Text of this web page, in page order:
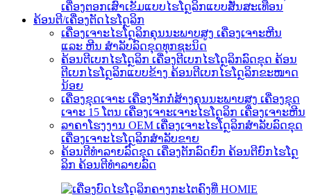
ເຄື່ອງຕອກເສົາເຂັມແບບໄຮໂດຼລິກແບບສັ່ນສະເທືອນ
ຄ້ອນຕີ/ເຄື່ອງຕັດໄຮໂດຼລິກ
ເຄື່ອງເຈາະໄຮໂດຼລິກຄຸນນະພາບສູງ ເຄື່ອງເຈາະຫີນ
ແລະ ຫີນ ສຳລັບລົດຂຸດທຸກຊະນິດ
ຄ້ອນຕີເບກໄຮໂດຼລິກ ເຄື່ອງຕີເບກໄຮໂດຼລິກລົດຂຸດ ຄ້ອນ
ຕີເບກໄຮໂດຼລິກແບບຂ້າງ ຄ້ອນຕີເບກໄຮໂດຼລິກຂະໜາດ
ນ້ອຍ
ເຄື່ອງຂຸດເຈາະ ເຄື່ອງຈັກກໍ່ສ້າງຄຸນນະພາບສູງ ເຄື່ອງຂຸດ
ເຈາະ 15 ໂຕນ ເຄື່ອງເຈາະເຈາະໄຮໂດຼລິກ ເຄື່ອງເຈາະຫີນ
ລາຄາໂຮງງານ OEM ເຄື່ອງເຈາະໄຮໂດຼລິກສຳລັບລົດຂຸດ
ເຄື່ອງເຈາະໄຮໂດຼລິກສຳລັບຂາຍ
ຄ້ອນຕີທຳລາຍລົດຂຸດ ເຄື່ອງຕັກລົດຍົກ ຄ້ອນຕີຍົກໄຮໂດຼ
ລິກ ຄ້ອນຕີທຳລາຍລົດ